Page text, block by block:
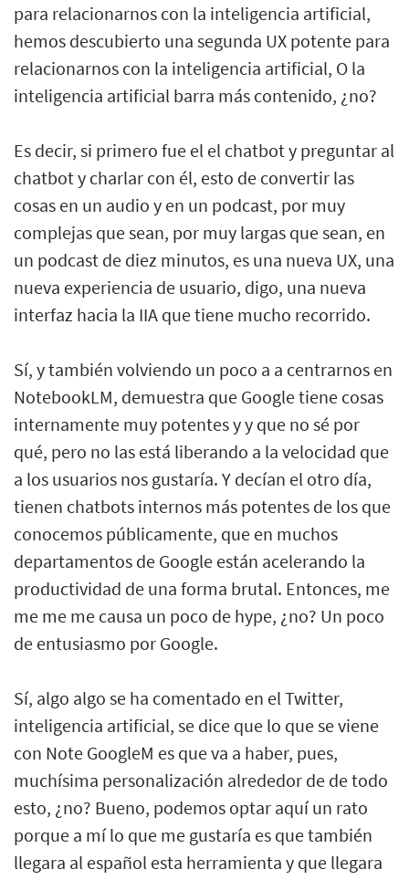
para relacionarnos con la inteligencia artificial,
hemos descubierto una segunda UX potente para
relacionarnos con la inteligencia artificial, O la
inteligencia artificial barra más contenido, ¿no?
Es decir, si primero fue el el chatbot y preguntar al
chatbot y charlar con él, esto de convertir las
cosas en un audio y en un podcast, por muy
complejas que sean, por muy largas que sean, en
un podcast de diez minutos, es una nueva UX, una
nueva experiencia de usuario, digo, una nueva
interfaz hacia la IIA que tiene mucho recorrido.
Sí, y también volviendo un poco a a centrarnos en
NotebookLM, demuestra que Google tiene cosas
internamente muy potentes y y que no sé por
qué, pero no las está liberando a la velocidad que
a los usuarios nos gustaría. Y decían el otro día,
tienen chatbots internos más potentes de los que
conocemos públicamente, que en muchos
departamentos de Google están acelerando la
productividad de una forma brutal. Entonces, me
me me me causa un poco de hype, ¿no? Un poco
de entusiasmo por Google.
Sí, algo algo se ha comentado en el Twitter,
inteligencia artificial, se dice que lo que se viene
con Note GoogleM es que va a haber, pues,
muchísima personalización alrededor de de todo
esto, ¿no? Bueno, podemos optar aquí un rato
porque a mí lo que me gustaría es que también
llegara al español esta herramienta y que llegara